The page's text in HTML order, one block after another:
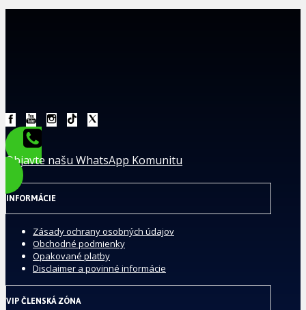
Objavte našu WhatsApp Komunitu
INFORMÁCIE
Zásady ochrany osobných údajov
Obchodné podmienky
Opakované platby
Disclaimer a povinné informácie
VIP ČLENSKÁ ZÓNA